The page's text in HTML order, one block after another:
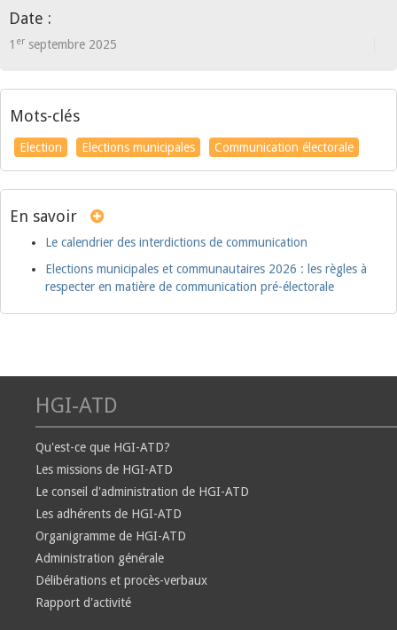
Date :
1 er septembre 2025
Mots-clés
Election Elections municipales Communication électorale
En savoir
Le calendrier des interdictions de communication
Elections municipales et communautaires 2026 : les règles à
respecter en matière de communication pré-électorale
HGI-ATD
Qu'est-ce que HGI-ATD?
Les missions de HGI-ATD
Le conseil d'administration de HGI-ATD
Les adhérents de HGI-ATD
Organigramme de HGI-ATD
Administration générale
Délibérations et procès-verbaux
Rapport d'activité